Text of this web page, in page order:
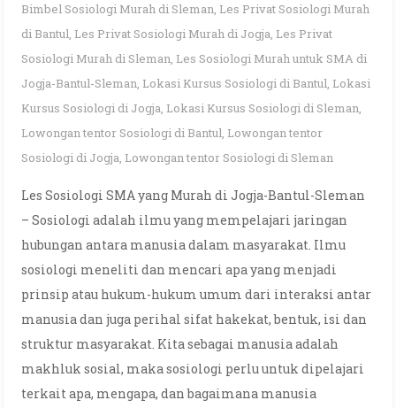
Bimbel Sosiologi Murah di Sleman, Les Privat Sosiologi Murah
di Bantul, Les Privat Sosiologi Murah di Jogja, Les Privat
Sosiologi Murah di Sleman, Les Sosiologi Murah untuk SMA di
Jogja-Bantul-Sleman, Lokasi Kursus Sosiologi di Bantul, Lokasi
Kursus Sosiologi di Jogja, Lokasi Kursus Sosiologi di Sleman,
Lowongan tentor Sosiologi di Bantul, Lowongan tentor
Sosiologi di Jogja, Lowongan tentor Sosiologi di Sleman
Les Sosiologi SMA yang Murah di Jogja-Bantul-Sleman
– Sosiologi adalah ilmu yang mempelajari jaringan
hubungan antara manusia dalam masyarakat. Ilmu
sosiologi meneliti dan mencari apa yang menjadi
prinsip atau hukum-hukum umum dari interaksi antar
manusia dan juga perihal sifat hakekat, bentuk, isi dan
struktur masyarakat. Kita sebagai manusia adalah
makhluk sosial, maka sosiologi perlu untuk dipelajari
terkait apa, mengapa, dan bagaimana manusia